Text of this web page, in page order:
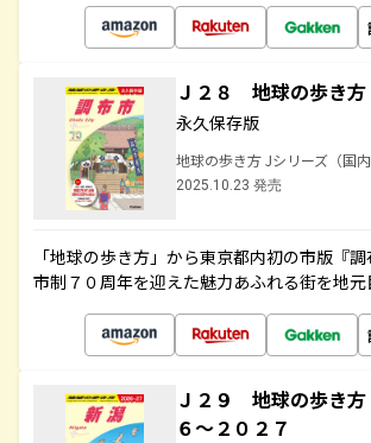
Ｊ２８ 地球の歩き
永久保存版
地球の歩き方 Jシリーズ（国内
2025.10.23 発売
「地球の歩き方」から東京都内初の市版『
市制７０周年を迎えた魅力あふれる街を地
Ｊ２９ 地球の歩き
６～２０２７